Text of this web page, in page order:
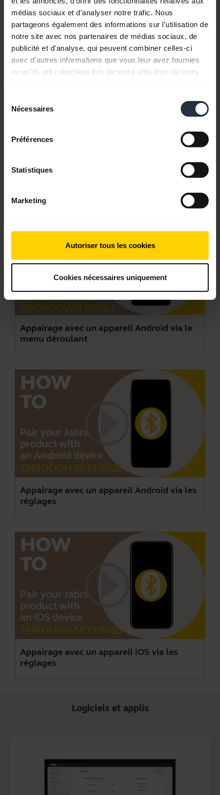
médias sociaux et d'analyser notre trafic. Nous
partageons également des informations sur l'utilisation de
notre site avec nos partenaires de médias sociaux, de
publicité et d'analyse, qui peuvent combiner celles-ci
avec d'autres informations que vous leur avez fournies
ou qu'ils ont collectées lors de votre utilisation de leurs
Nécessaires
Préférences
Statistiques
Marketing
Autoriser tous les cookies
Cookies nécessaires uniquement
Télécharger
11.67 MB - pdf
Manuel de l'utilisateur
Français (Canada)
Retrouvez tous les documents du produit
Appairage avec un appareil Android via le
menu déroulant
Appairage avec un appareil Android via les
réglages
Appairage avec un appareil iOS via les
réglages
Logiciels et applis